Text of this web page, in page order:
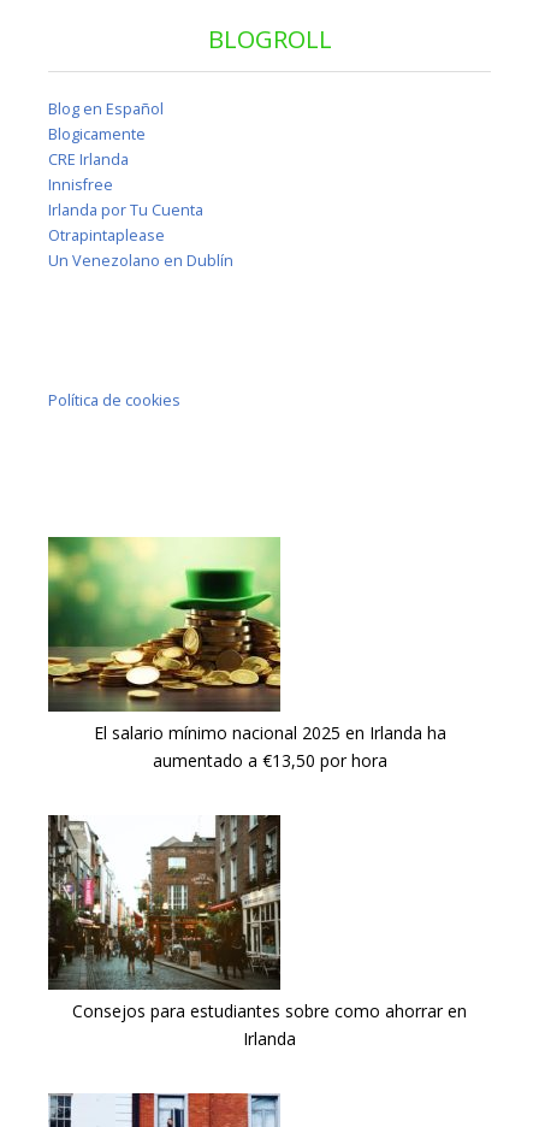
BLOGROLL
Blog en Español
Blogicamente
CRE Irlanda
Innisfree
Irlanda por Tu Cuenta
Otrapintaplease
Un Venezolano en Dublín
Política de cookies
El salario mínimo nacional 2025 en Irlanda ha
aumentado a €13,50 por hora
Consejos para estudiantes sobre como ahorrar en
Irlanda